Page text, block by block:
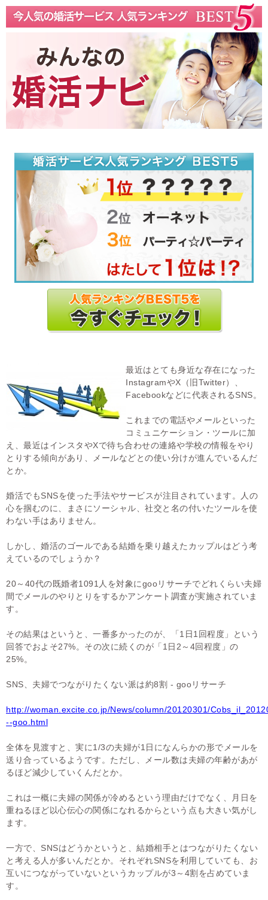
結婚相手とは繋がりたくない？
最近はとても身近な存在になった
InstagramやX（旧Twitter）、
Facebookなどに代表されるSNS。
これまでの電話やメールといった
コミュニケーション・ツールに加
え、最近はインスタやXで待ち合わせの連絡や学校の情報をやり
とりする傾向があり、メールなどとの使い分けが進んでいるんだ
とか。
婚活でもSNSを使った手法やサービスが注目されています。人の
心を掴むのに、まさにソーシャル、社交と名の付いたツールを使
わない手はありません。
しかし、婚活のゴールである結婚を乗り越えたカップルはどう考
えているのでしょうか？
20～40代の既婚者1091人を対象にgooリサーチでどれくらい夫婦
間でメールのやりとりをするかアンケート調査が実施されていま
す。
その結果はというと、一番多かったのが、「1日1回程度」という
回答でおよそ27%。その次に続くのが「1日2～4回程度」の
25%。
SNS、夫婦でつながりたくない派は約8割 - gooリサーチ
http://woman.excite.co.jp/News/column/20120301/
--goo.html
全体を見渡すと、実に1/3の夫婦が1日になんらかの形でメールを
送り合っているようです。ただし、メール数は夫婦の年齢があが
るほど減少していくんだとか。
これは一概に夫婦の関係が冷めるという理由だけでなく、月日を
重ねるほど以心伝心の関係になれるからという点も大きい気がし
ます。
一方で、SNSはどうかというと、結婚相手とはつながりたくない
と考える人が多いんだとか。それぞれSNSを利用していても、お
互いにつながっていないというカップルが3～4割を占めていま
す。